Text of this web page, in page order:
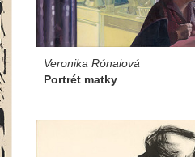
Veronika Rónaiová
Portrét matky